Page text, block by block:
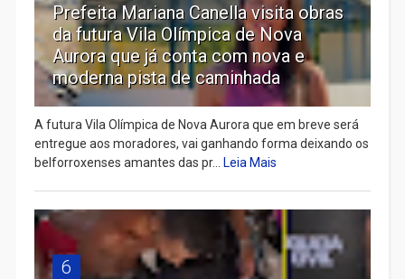
Prefeita Mariana Canella visita obras
da futura Vila Olímpica de Nova
Aurora que já conta com nova e
moderna pista de caminhada
A futura Vila Olímpica de Nova Aurora que em breve será
entregue aos moradores, vai ganhando forma deixando os
belforroxenses amantes das pr...
Leia Mais
6